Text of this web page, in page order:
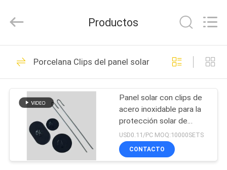
CASA
PRODUCTOS
SOBRE
NOSOTROS
Mesh
Product
Rights
Pernos autos-
adhesivo del
aislamiento
137
162
Productos
Porcelana Clips del panel solar
Panel solar con clips de
acero inoxidable para la
protección solar de
palomas
USD0.11/PC MOQ:10000SETS
CONTACTO